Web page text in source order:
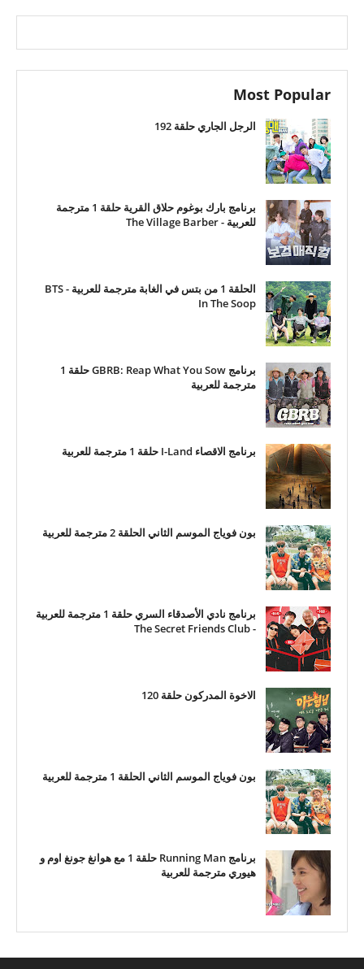
Most Popular
الرجل الجاري حلقة 192
برنامج بارك بوغوم حلاق القرية حلقة 1 مترجمة
للعربية - The Village Barber
الحلقة 1 من بتس في الغابة مترجمة للعربية - BTS
In The Soop
برنامج GBRB: Reap What You Sow حلقة 1
مترجمة للعربية
برنامج الاقصاء I-Land حلقة 1 مترجمة للعربية
بون فوياج الموسم الثاني الحلقة 2 مترجمة للعربية
برنامج نادي الأصدقاء السري حلقة 1 مترجمة للعربية
- The Secret Friends Club
الاخوة المدركون حلقة 120
بون فوياج الموسم الثاني الحلقة 1 مترجمة للعربية
برنامج Running Man حلقة 1 مع هوانغ جونغ اوم و
هيوري مترجمة للعربية